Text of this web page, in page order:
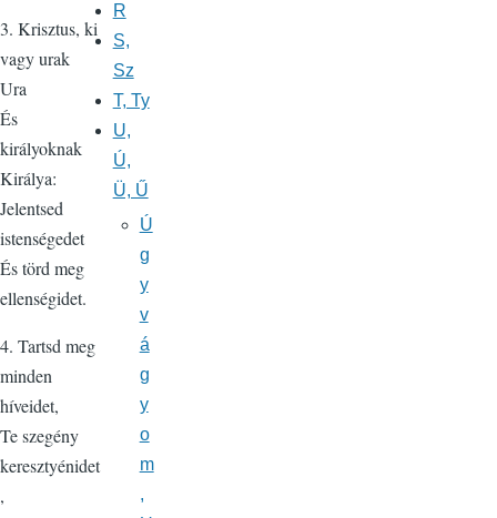
3. Krisztus, ki
vagy urak
Ura
És
királyoknak
Királya:
Jelentsed
istenségedet
És törd meg
ellenségidet.
4. Tartsd meg
minden
híveidet,
Te szegény
keresztyénidet
,
R
S,
Sz
T, Ty
U,
Ú,
Ü, Ű
Ú
g
y
v
á
g
y
o
m
,